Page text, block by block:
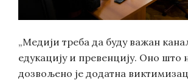
„Медији треба да буду важан
едукацију и превенцију. Оно што
дозвољено је додатна